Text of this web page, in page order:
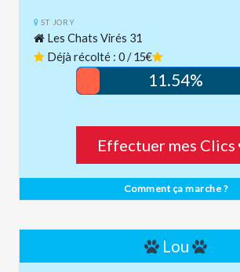
ST JORY
Les Chats Virés 31
Déjà récolté : 0 / 15€
11.54%
Effectuer mes Clics
Comment ça marche ?
Lou